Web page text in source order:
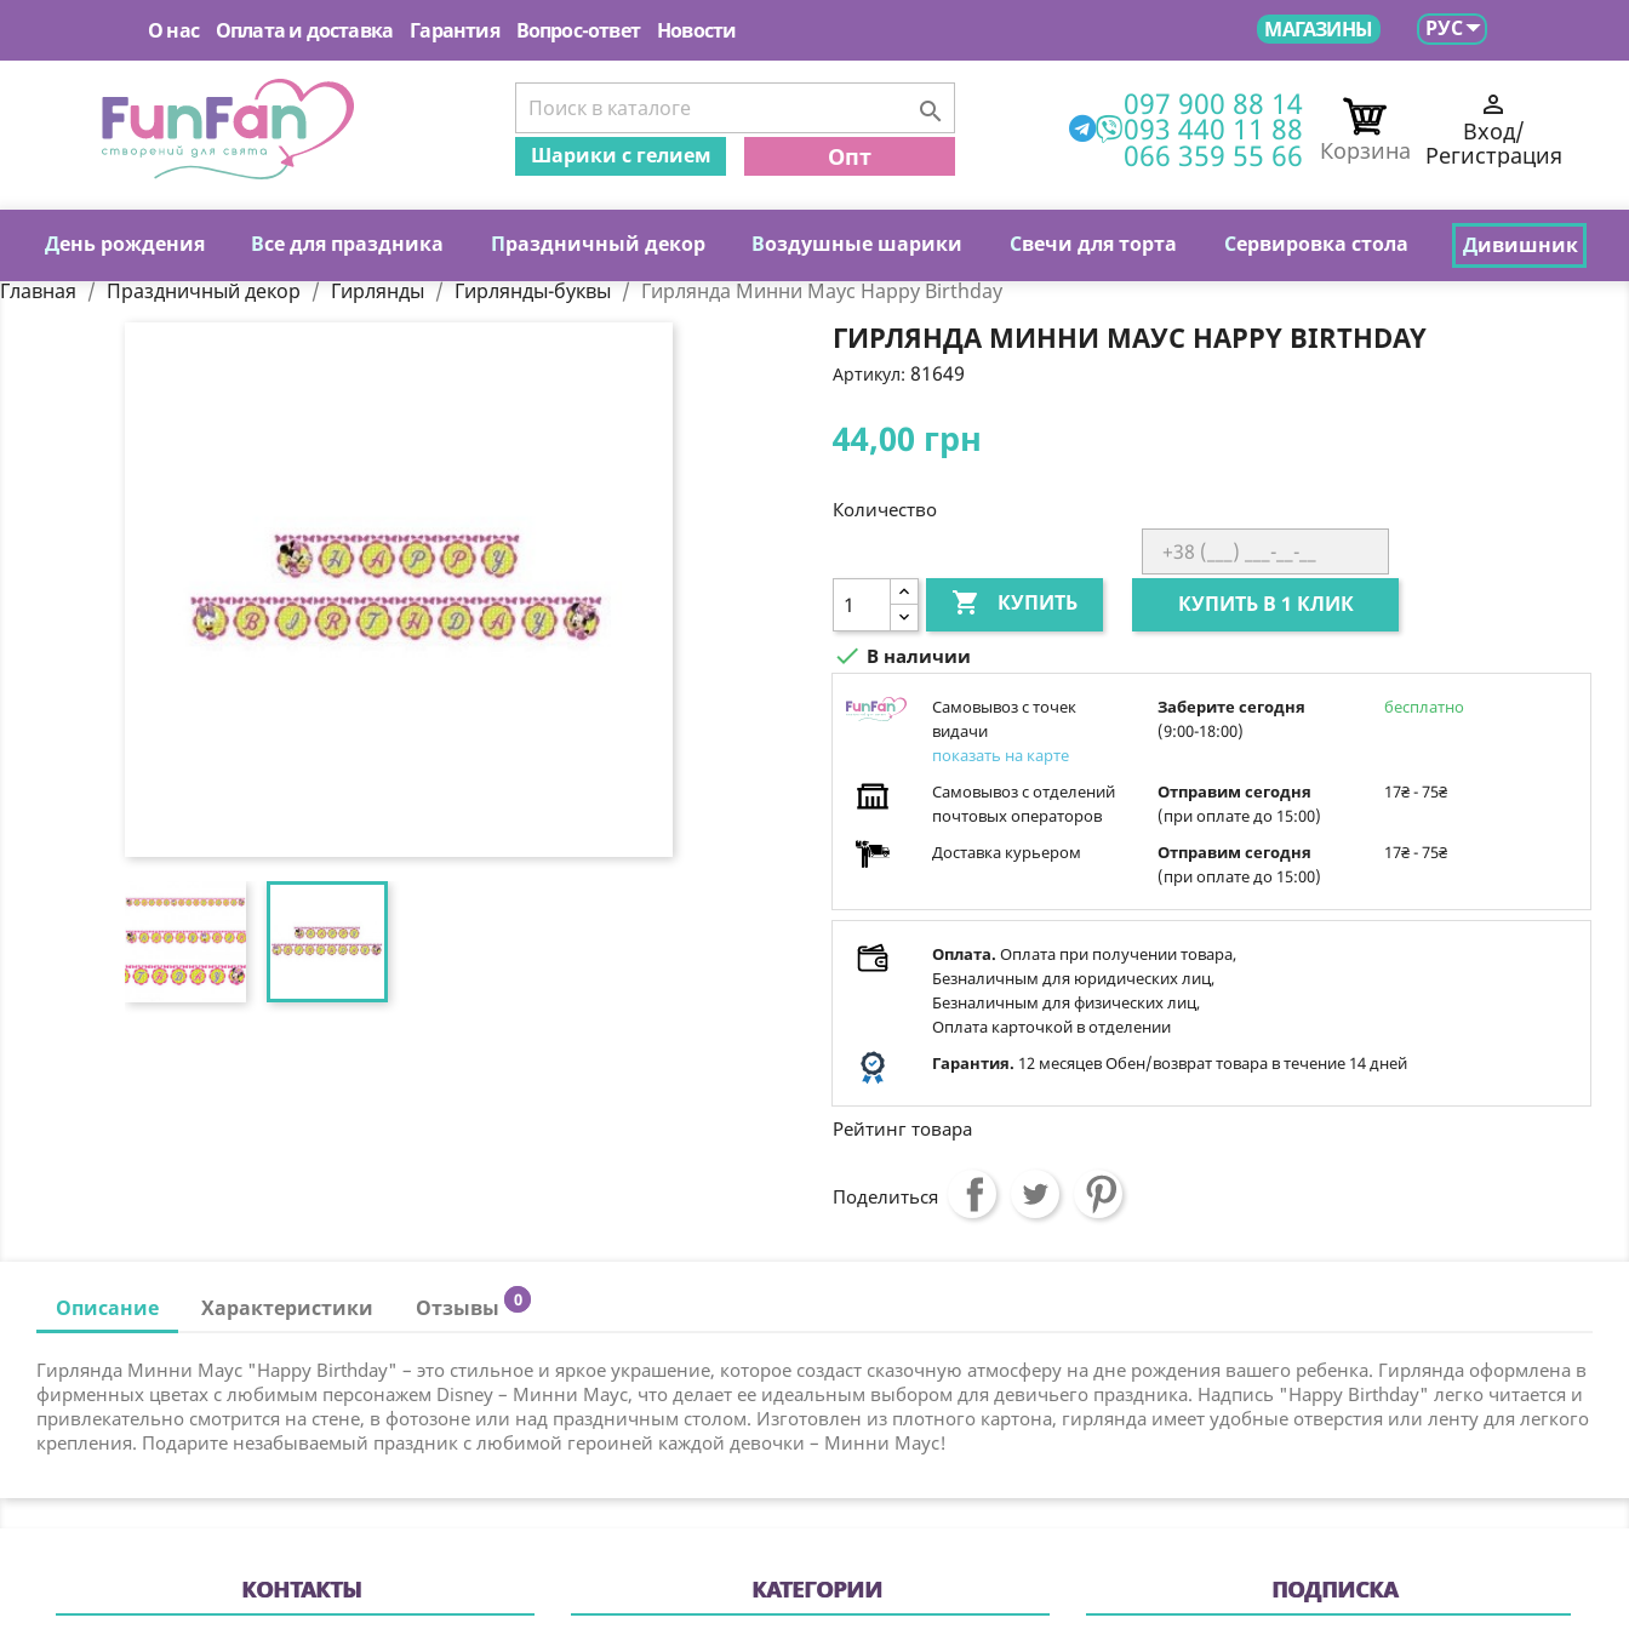
О нас Оплата и доставка Гарантия Вопрос-ответ Новости МАГАЗИНЫ РУС
День рождения Все для праздника Праздничный декор Воздушные шарики Свечи для торта Сервировка стола Дивишник

Шарики с гелием Опт
097 900 88 14
093 440 11 88
066 359 55 66 Корзина

Вход/
Регистрация
Главная Праздничный декор Гирлянды Гирлянды-буквы Гирлянда Минни Маус Happy Birthday
ГИРЛЯНДА МИННИ МАУС HAPPY BIRTHDAY
Артикул: 81649
44,00 грн
Количество
 КУПИТЬ КУПИТЬ В 1 КЛИК
 В наличии
Самовывоз с точек
видачи
показать на карте
Заберите сегодня
(9:00-18:00)
бесплатно
Самовывоз с отделений
почтовых операторов
Отправим сегодня
(при оплате до 15:00)
17₴ - 75₴
Доставка курьером
Отправим сегодня
(при оплате до 15:00)
17₴ - 75₴
Оплата. Оплата при получении товара,
Безналичным для юридических лиц,
Безналичным для физических лиц,
Оплата карточкой в отделении
Гарантия. 12 месяцев Обен/возврат товара в течение 14 дней
Рейтинг товара
Поделиться
Описание Характеристики Отзывы 0
Гирлянда Минни Маус "Happy Birthday" – это стильное и яркое украшение, которое создаст сказочную атмосферу на дне рождения вашего ребенка. Гирлянда оформлена в
фирменных цветах с любимым персонажем Disney – Минни Маус, что делает ее идеальным выбором для девичьего праздника. Надпись "Happy Birthday" легко читается и
привлекательно смотрится на стене, в фотозоне или над праздничным столом. Изготовлен из плотного картона, гирлянда имеет удобные отверстия или ленту для легкого
крепления. Подарите незабываемый праздник с любимой героиней каждой девочки – Минни Маус!
КОНТАКТЫ КАТЕГОРИИ ПОДПИСКА